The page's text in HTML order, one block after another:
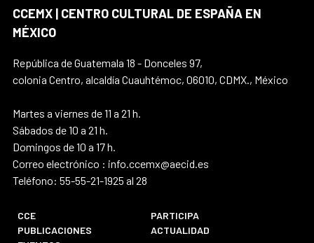
CCEMX | CENTRO CULTURAL DE ESPAÑA EN
MÉXICO
República de Guatemala 18 - Donceles 97,
colonia Centro, alcaldía Cuauhtémoc, 06010, CDMX., México
Martes a viernes de 11 a 21 h.
Sábados de 10 a 21 h.
Domingos de 10 a 17 h.
Correo electrónico : info.ccemx@aecid.es
Teléfono: 55-55-21-1925 al 28
CCE
PARTICIPA
PUBLICACIONES
ACTUALIDAD